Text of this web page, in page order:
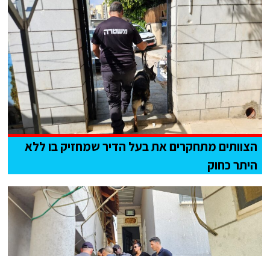
הצוותים מתחקרים את בעל הדיר שמחזיק בו ללא
היתר כחוק